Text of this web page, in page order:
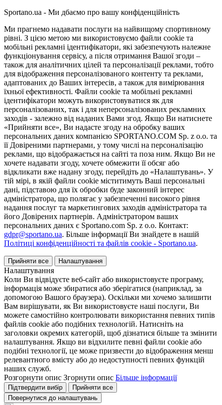
Sportano.ua - Ми дбаємо про вашу конфіденційність
Ми прагнемо надавати послуги на найвищому спортивному
рівні. З цією метою ми використовуємо файли cookie та
мобільні рекламні ідентифікатори, які забезпечують належне
функціонування сервісу, а після отримання Вашої згоди –
також для аналітичних цілей та персоналізації реклами, тобто
для відображення персоналізованого контенту та реклами,
адаптованих до Ваших інтересів, а також для вимірювання
їхньої ефективності. Файли cookie та мобільні рекламні
ідентифікатори можуть використовуватися як для
персоналізованих, так і для неперсоналізованих рекламних
заходів - залежно від наданих Вами згод. Якщо Ви натиснете
«Прийняти все», Ви надасте згоду на обробку ваших
персональних даних компанією SPORTANO.COM Sp. z o.o. та
її Довіреними партнерами, у тому числі на персоналізацію
реклами, що відображається на сайті та поза ним. Якщо Ви не
хочете надавати згоду, хочете обмежити її обсяг або
відкликати вже надану згоду, перейдіть до «Налаштувань». У
тій мірі, в якій файли cookie міститимуть Ваші персональні
дані, підставою для їх обробки буде законний інтерес
адміністратора, що полягає у забезпеченні високого рівня
надання послуг та маркетингових заходів адміністратора та
його Довірених партнерів. Адміністратором ваших
персональних даних є Sportano.com Sp. z o.o. Контакт:
gdpr@sportano.ua. Більше інформації Ви знайдете в нашій
Політиці конфіденційності та файлів cookie - Sportano.ua.
Прийняти все Налаштування
Налаштування
Коли Ви відвідуєте веб-сайт або використовуєте програму,
інформація може збиратися або зберігатися (наприклад, за
допомогою Вашого браузера). Оскільки ми хочемо залишити
Вам вирішувати, як Ви використовуєте наші послуги, Ви
можете самостійно контролювати використання певних типів
файлів cookie або подібних технологій. Натисніть на
заголовки окремих категорій, щоб дізнатися більше та змінити
налаштування. Якщо ви відхилите певні файли cookie або
подібні технології, це може призвести до відображення менш
релевантного вмісту або до недоступності певних функцій
наших служб.
Розгорнути опис Згорнути опис Більше інформації
Підтвердити вибір
Прийняти все
Повернутися до налаштувань